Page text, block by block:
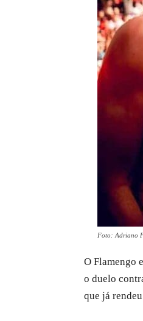
Foto: Adriano
O Flamengo
o duelo
que já